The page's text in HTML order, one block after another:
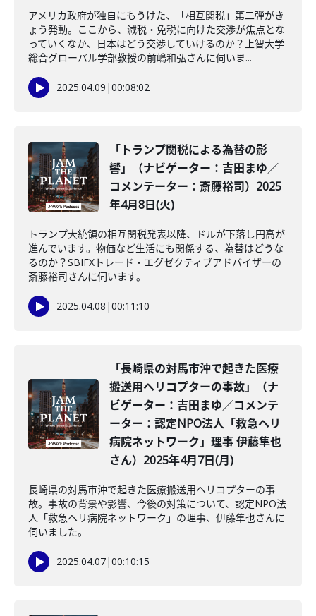
アメリカ政府が独自にもうけた、「相互関税」第二弾がき
ょう発動。ここから、減税・免税に向けた交渉が焦点とな
っていくなか、日本はどう交渉していけるのか？上智大学
総合グローバル学部教授の前嶋和弘さんに伺いま...
2025.04.09 |00:08:02
「トランプ関税による為替の影
響」（ナビゲーター：吉田まゆ／
コメンテーター：斎藤裕司）2025
年4月8日(火)
トランプ大統領の相互関税発表以降、ドルが下落し円高が
進んでいます。物価など生活にも関係する、為替はどうな
るのか？SBIFXトレード・エグゼクティブアドバイザーの
斎藤裕司さんに伺います。
2025.04.08 |00:11:10
「長崎県の対馬市沖で起きた医療
搬送用ヘリコプターの事故」（ナ
ビゲーター：吉田まゆ／コメンテ
ーター：認定NPO法人「救急ヘリ
病院ネットワーク」理事 伊藤隼也
さん）2025年4月7日(月)
長崎県の対馬市沖で起きた医療搬送用ヘリコプターの事
故。事故の背景や影響、今後の対策について、認定NPO法
人「救急ヘリ病院ネットワーク」の理事、伊藤隼也さんに
伺いました。
2025.04.07|00:10:15